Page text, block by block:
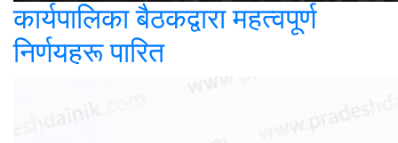
कार्यपालिका बैठकद्वारा महत्वपूर्ण
निर्णयहरू पारित